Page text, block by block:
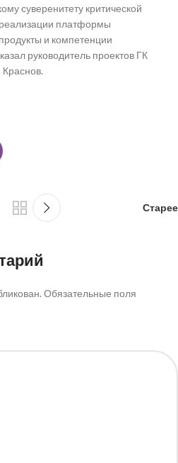
суверенитету критической
платформы
и компетенции
руководитель проектов ГК
Старее
Обязательные поля